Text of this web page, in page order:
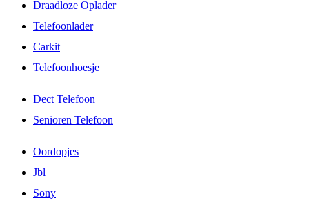
Draadloze Oplader
Telefoonlader
Carkit
Telefoonhoesje
Dect Telefoon
Senioren Telefoon
Oordopjes
Jbl
Sony